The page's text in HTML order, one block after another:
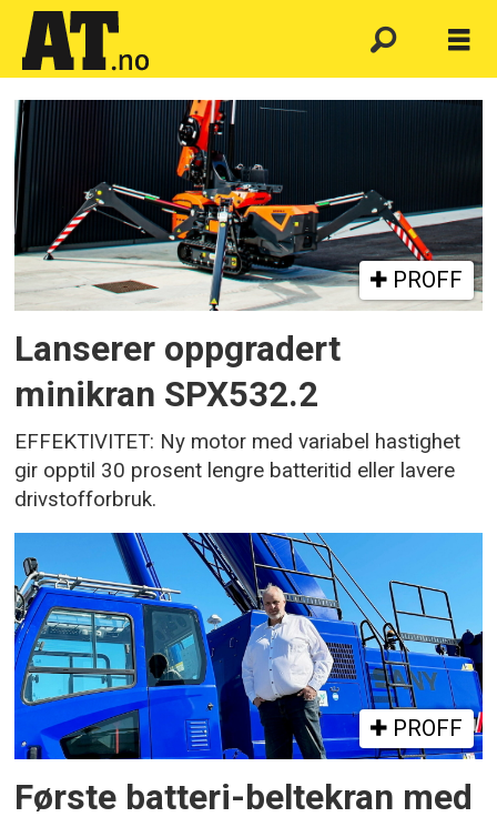
Emne:
beltegående
kraner
PROFF
Lanserer oppgradert
minikran SPX532.2
EFFEKTIVITET: Ny motor med variabel hastighet
gir opptil 30 prosent lengre batteritid eller lavere
drivstofforbruk.
PROFF
Første batteri-beltekran med